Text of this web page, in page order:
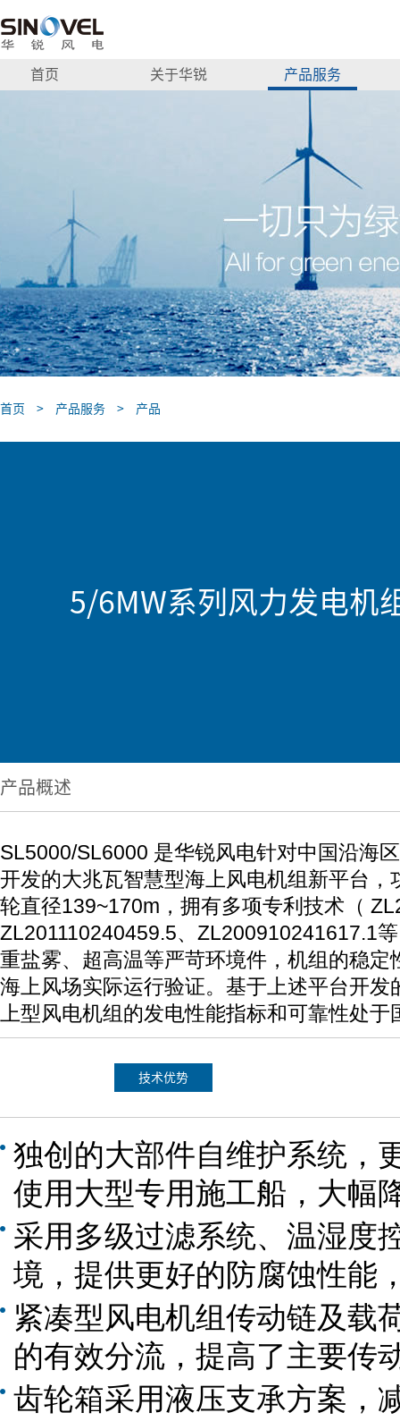
首页 关于华锐 产品服务
首页 > 产品服务 > 产品
5/6MW系列风力发电机
产品概述
SL5000/SL6000 是华锐风电针对中国沿海
开发的大兆瓦智慧型海上风电机组新平台，
轮直径139~170m，拥有多项专利技术（
ZL201110240459.5、ZL200910241617.1
重盐雾、超高温等严苛环境件，机组的稳定
海上风场实际运行验证。基于上述平台开发
上型风电机组的发电性能指标和可靠性处于
技术优势
独创的大部件自维护系统，
使用大型专用施工船，大幅
采用多级过滤系统、温湿度
境，提供更好的防腐蚀性能
紧凑型风电机组传动链及载
的有效分流，提高了主要传
齿轮箱采用液压支承方案，